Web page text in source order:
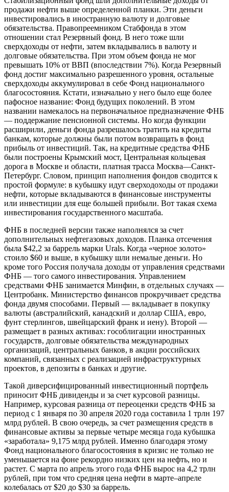
продажи нефти выше определенной планки. Эти деньги
инвестировались в иностранную валюту и долговые
обязательства. Правопреемником Стабфонда в этом
отношении стал Резервный фонд. В него тоже шли
сверхдоходы от нефти, затем вкладывались в валюту и
долговые обязательства. При этом объем фонда не мог
превышать 10% от ВВП (впоследствии 7%). Когда Резервный
фонд достиг максимально разрешенного уровня, остальные
сверхдоходы аккумулировал в себе Фонд национального
благосостояния. Кстати, изначально у него было еще более
пафосное название: Фонд будущих поколений. В этом
названии намекалось на первоначальное предназначение ФНБ
— поддержание пенсионной системы. Но когда функции
расширили, деньги фонда разрешалось тратить на кредиты
банкам, которые должны были потом возвращать в фонд
прибыль от инвестиций. Так, на кредитные средства ФНБ
были построены Крымский мост, Центральная кольцевая
дорога в Москве и области, платная трасса Москва—Санкт-
Петербург. Словом, принцип наполнения фондов сводится к
простой формуле: в кубышку идут сверходоходы от продажи
нефти, которые вкладываются в финансовые инструменты
или инвестиции для еще большей прибыли. Вот такая схема
инвестирования государственного масштаба.
ФНБ в последней версии также наполнялся за счет
дополнительных нефтегазовых доходов. Планка отсечения
была $42,2 за баррель марки Urals. Когда «черное золото»
стоило $60 и выше, в кубышку шли немалые деньги. Но
кроме того Россия получала доходы от управления средствами
ФНБ — того самого инвестирования. Управлением
средствами ФНБ занимается Минфин, в отдельных случаях —
Центробанк. Министерство финансов прокручивает средства
фонда двумя способами. Первый — вкладывает в покупку
валюты (австралийский, канадский и доллар США, евро,
фунт стерлингов, швейцарский франк и иену). Второй —
размещает в разных активах: гособлигации иностранных
государств, долговые обязательства международных
организаций, центральных банков, в акции российских
компаний, связанных с реализацией инфраструктурных
проектов, в депозиты в банках и другие.
Такой диверсифицированный инвестиционный портфель
приносит ФНБ дивиденды и за счет курсовой разницы.
Например, курсовая разница от переоценки средств ФНБ за
период с 1 января по 30 апреля 2020 года составила 1 трлн 197
млрд рублей. В свою очередь, за счет размещения средств в
финансовые активы за первые четыре месяца года кубышка
«заработала» 9,175 млрд рублей. Именно благодаря этому
Фонд национального благосостояния в кризис не только не
уменьшается на фоне рекордно низких цен на нефть, но и
растет. С марта по апрель этого года ФНБ вырос на 4,2 трлн
рублей, при том что средняя цена нефти в марте–апреле
колебалась от $20 до $30 за баррель.